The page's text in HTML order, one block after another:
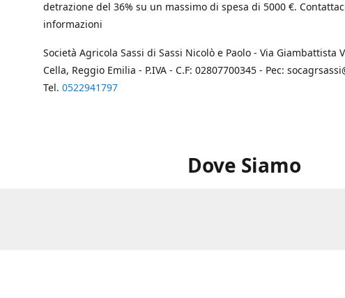
detrazione del 36% su un massimo di spesa di 5000 €.
informazioni
Società Agricola Sassi di Sassi Nicolò e Paolo - Via Giambattista
Cella, Reggio Emilia - P.IVA - C.F: 02807700345 - Pec:
Tel. 0522941797
Dove Siamo